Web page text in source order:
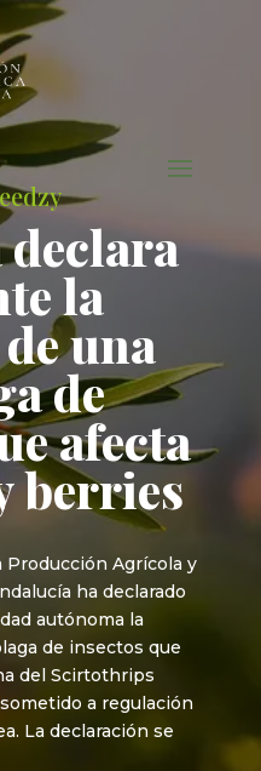
la
una
de
afecta
berries
Producción Agrícola y
ha declarado
autónoma la
de insectos que
del Scirtothrips
a regulación
La declaración se